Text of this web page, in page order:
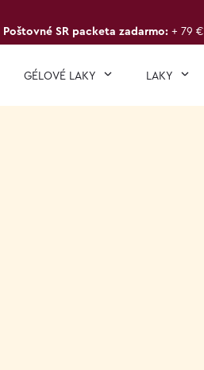
Poštovné SR packeta zadarmo: + 79 €
GÉLOVÉ LAKY LAKY